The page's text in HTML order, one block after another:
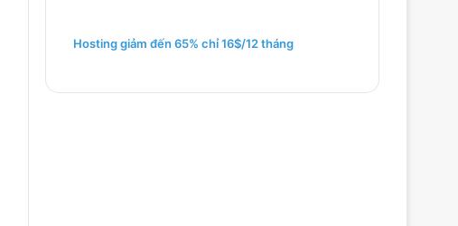
h
Hosting giảm đến 65% chỉ 16$/12 tháng